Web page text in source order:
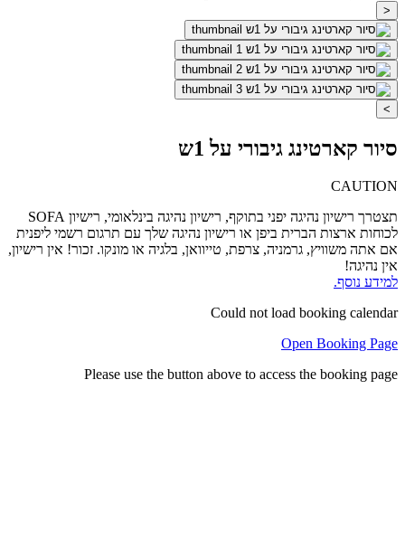
<
>
סיור קארטינג גיבורי על 1ש
CAUTION
תצטרך רישיון נהיגה יפני בתוקף, רישיון נהיגה בינלאומי, רישיון SOFA
לכוחות ארצות הברית ביפן או רישיון נהיגה שלך עם תרגום רשמי ליפנית
אם אתה משוויץ, גרמניה, צרפת, טייוואן, בלגיה או מונקו. זכור! אין רישיון,
אין נהיגה!
למידע נוסף.
Could not load booking calendar
Open Booking Page
Please use the button above to access the booking page